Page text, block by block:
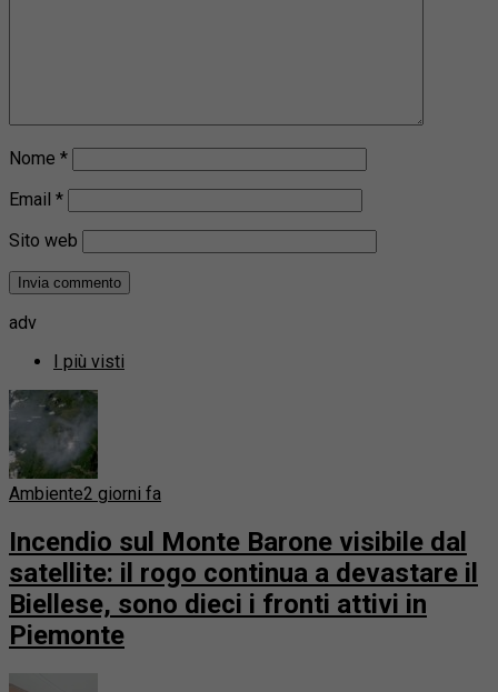
Nome *
Email *
Sito web
adv
I più visti
Ambiente2 giorni fa
Incendio sul Monte Barone visibile dal
satellite: il rogo continua a devastare il
Biellese, sono dieci i fronti attivi in
Piemonte